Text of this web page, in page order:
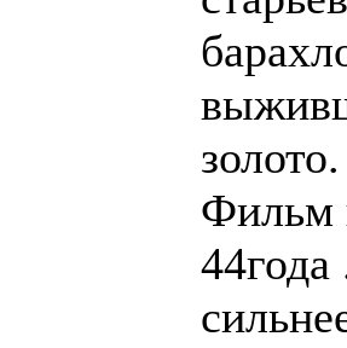
золото.
Фильм